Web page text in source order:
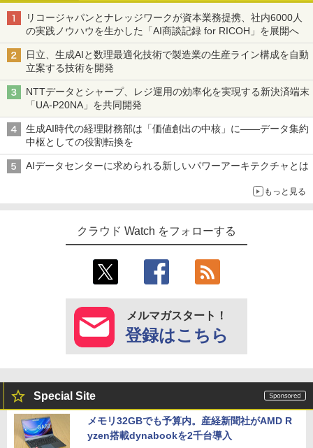
リコージャパンとナレッジワークが資本業務提携、社内6000人
の実践ノウハウを生かした「AI商談記録 for RICOH」を展開へ
日立、生成AIと数理最適化技術で製造業の生産ライン構成を自動
立案する技術を開発
NTTデータとシャープ、レジ運用の効率化を実現する新決済端末
「UA-P20NA」を共同開発
生成AI時代の経理財務部は「価値創出の中核」に――データ集約
中枢としての役割転換を
AIデータセンターに求められる新しいパワーアーキテクチャとは
もっと見る
クラウド Watch をフォローする
メルマガスタート！
登録はこちら
Special Site
メモリ32GBでも予算内。産経新聞社がAMD R
yzen搭載dynabookを2千台導入